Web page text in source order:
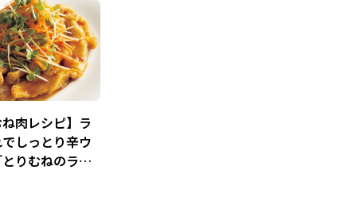
肉レシピ】ラ
しっとり辛ウ
りむねのラー